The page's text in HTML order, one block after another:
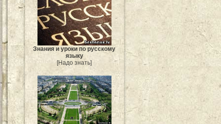
Знания и уроки по русскому
языку
[Надо знать]